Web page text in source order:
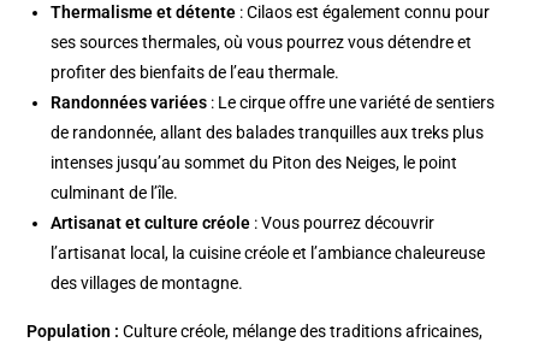
Thermalisme et détente : Cilaos est également connu pour
ses sources thermales, où vous pourrez vous détendre et
profiter des bienfaits de l’eau thermale.
Randonnées variées : Le cirque offre une variété de sentiers
de randonnée, allant des balades tranquilles aux treks plus
intenses jusqu’au sommet du Piton des Neiges, le point
culminant de l’île.
Artisanat et culture créole : Vous pourrez découvrir
l’artisanat local, la cuisine créole et l’ambiance chaleureuse
des villages de montagne.
Population :Culture créole, mélange des traditions africaines,